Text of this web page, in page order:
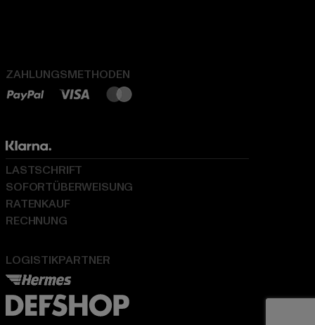
ZAHLUNGSMETHODEN
LOGISTIKPARTNER
LASTSCHRIFT
SOFORTÜBERWEISUNG
RATENKAUF
RECHNUNG